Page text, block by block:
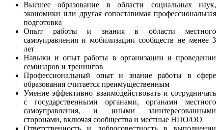
Высшее образование в области социальных наук,
экономики или другая сопоставимая профессиональная
подготовка
Опыт работы и знания в области местного
самоуправления и мобилизации сообществ не менее 3
лет
Навыки и опыт работы в организации и проведении
семинаров и тренингов
Профессиональный опыт и знание работы в сфере
образования считается преимущественным
Умение эффективно взаимодействовать и сотрудничать
с государственными органами, органами местного
самоуправления, и иными заинтересованными
сторонами, включая сообщества и местные НПО/ОО